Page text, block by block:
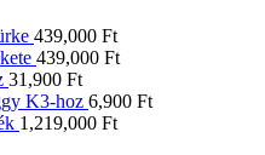
439,000 Ft
439,000 Ft
31,900 Ft
K3-hoz 6,900 Ft
1,219,000 Ft